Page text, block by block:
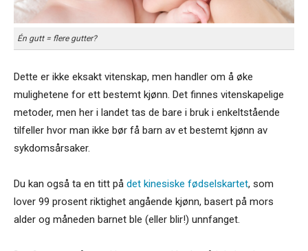
Én gutt = flere gutter?
Dette er ikke eksakt vitenskap, men handler om å øke
mulighetene for ett bestemt kjønn. Det finnes vitenskapelige
metoder, men her i landet tas de bare i bruk i enkeltstående
tilfeller hvor man ikke bør få barn av et bestemt kjønn av
sykdomsårsaker.
Du kan også ta en titt på det kinesiske fødselskartet, som
lover 99 prosent riktighet angående kjønn, basert på mors
alder og måneden barnet ble (eller blir!) unnfanget.